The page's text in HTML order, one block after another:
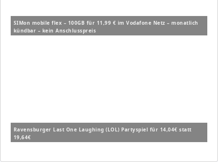
SIMon mobile flex – 100GB für 11,99 € im Vodafone Netz – monatlich
kündbar – kein Anschlusspreis
Ravensburger Last One Laughing (LOL) Partyspiel für 14,04€ statt
19,64€